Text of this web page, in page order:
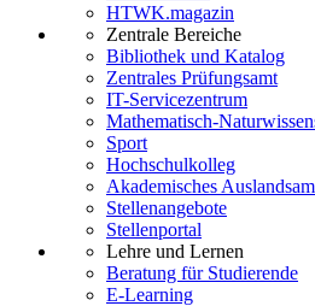
HTWK.magazin
Zentrale Bereiche
Bibliothek und Katalog
Zentrales Prüfungsamt
IT-Servicezentrum
Mathematisch-
Sport
Hochschulkolleg
Akademisches
Stellenangebote
Stellenportal
Lehre und Lernen
Beratung für Studierende
E-Learning